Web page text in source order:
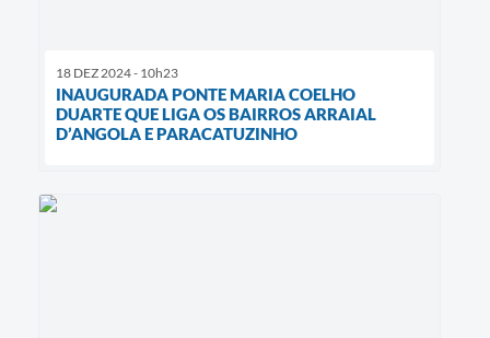
18 DEZ 2024 - 10h23
INAUGURADA PONTE MARIA COELHO
DUARTE QUE LIGA OS BAIRROS ARRAIAL
D’ANGOLA E PARACATUZINHO